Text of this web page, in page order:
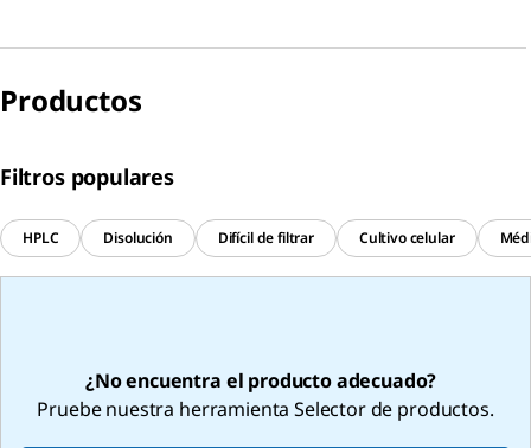
Productos
Filtros populares
HPLC Disolución Difícil de filtrar Cultivo celular
¿No encuentra el producto adecuado?
Pruebe nuestra herramienta Selector de productos.